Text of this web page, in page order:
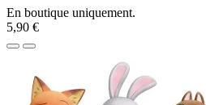
En boutique uniquement.
5,90 €